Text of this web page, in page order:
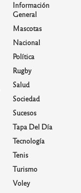
Información
General
Mascotas
Nacional
Política
Rugby
Salud
Sociedad
Sucesos
Tapa Del Día
Tecnología
Tenis
Turismo
Voley